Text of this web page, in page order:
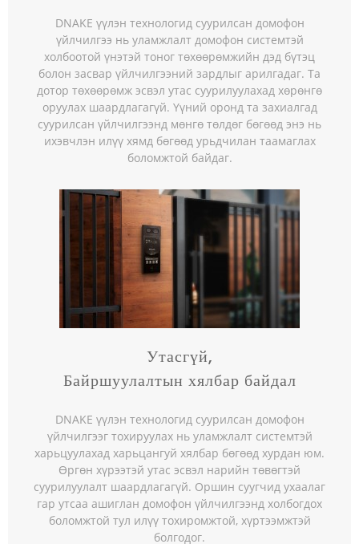
DNAKE үүлэн технологид суурилсан домофон
үйлчилгээ нь уламжлалт домофон системтэй
холбоотой үнэтэй тоног төхөөрөмжийн дэд бүтэц
болон засвар үйлчилгээний зардлыг арилгадаг. Та
дотор төхөөрөмж эсвэл утас суурилуулахад хөрөнгө
оруулах шаардлагагүй. Үүний оронд та захиалгад
суурилсан үйлчилгээнд мөнгө төлдөг бөгөөд энэ нь
ихэвчлэн илүү хямд бөгөөд урьдчилан таамаглах
боломжтой байдаг.
Утасгүй,
Байршуулалтын хялбар байдал
DNAKE үүлэн технологид суурилсан домофон
үйлчилгээг тохируулах нь уламжлалт системтэй
харьцуулахад харьцангуй хялбар бөгөөд хурдан юм.
Өргөн хүрээтэй утас эсвэл нарийн төвөгтэй
суурилуулалт шаардлагагүй. Оршин суугчид ухаалаг
гар утсаа ашиглан домофон үйлчилгээнд холбогдох
боломжтой тул илүү тохиромжтой, хүртээмжтэй
болгодог.